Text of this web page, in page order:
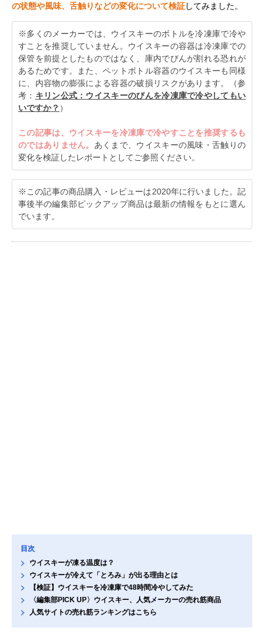
の状態や風味、舌触りなどの変化について検証してみました。
※多くのメーカーでは、ウイスキーのボトルを冷凍庫で冷や
すことを推奨していません。ウイスキーの容器は冷凍庫での
保管を前提としたものではなく、庫内でびんが割れる恐れが
あるためです。また、ペットボトル容器のウイスキーも同様
に、内容物の膨張による容器の破損リスクがあります。（参
考： キリン公式：ウイスキーのびんを冷凍庫で冷やしてもい
いですか？ ）
この記事は、ウイスキーを冷凍庫で冷やすことを推奨するも
のではありません。 あくまで、ウイスキーの風味・舌触りの
変化を検証したレポートとしてご参照ください。
※この記事の商品購入・レビューは2020年に行いました。記
事後半の編集部ピックアップ商品は最新の情報をもとに選ん
でいます。
目次
ウイスキーが凍る温度は？
ウイスキーが冷えて「とろみ」が出る理由とは
【検証】ウイスキーを冷凍庫で48時間冷やしてみた
〈編集部PICK UP〉ウイスキー、人気メーカーの売れ筋商品
人気サイトの売れ筋ランキングはこちら